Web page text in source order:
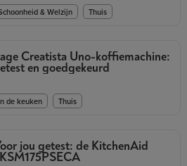
& Welzijn Thuis
Creatista Uno-koffiemachine:
en goedgekeurd
de keuken Thuis
jou getest: de KitchenAid